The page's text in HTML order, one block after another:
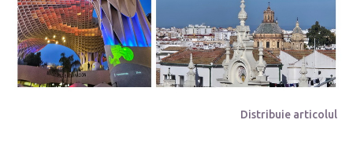
Distribuie articolul